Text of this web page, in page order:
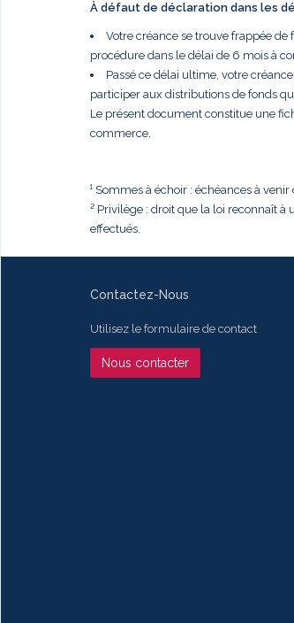
À défaut de déclaration dans les
Votre créance se trouve frappée
procédure dans le délai de 6 mois à
Passé ce délai ultime, votre
participer aux distributions de fonds
Le présent document constitue une
commerce.
¹ Sommes à échoir : échéances à
² Privilège : droit que la loi reconnaît à
effectués.
Contactez-Nous
Utilisez le formulaire de contact
Nous contacter